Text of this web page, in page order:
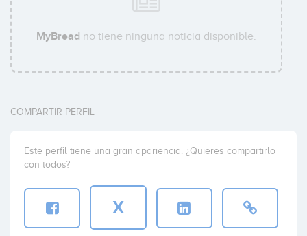
MyBread no tiene ninguna noticia disponible.
COMPARTIR PERFIL
Este perfil tiene una gran apariencia. ¿Quieres compartirlo
con todos?
X